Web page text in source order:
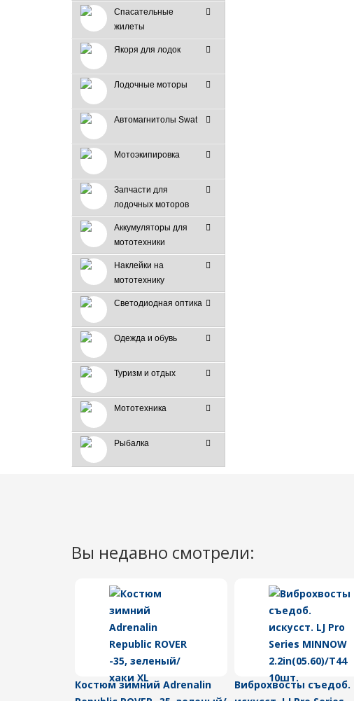
Спасательные
жилеты
Якоря для лодок
Лодочные моторы
Автомагнитолы Swat
Мотоэкипировка
Запчасти для
лодочных моторов
Аккумуляторы для
мототехники
Наклейки на
мототехнику
Светодиодная оптика
Одежда и обувь
Туризм и отдых
Мототехника
Рыбалка
Вы недавно смотрели:
Костюм зимний Adrenalin
Виброхвосты съедоб.